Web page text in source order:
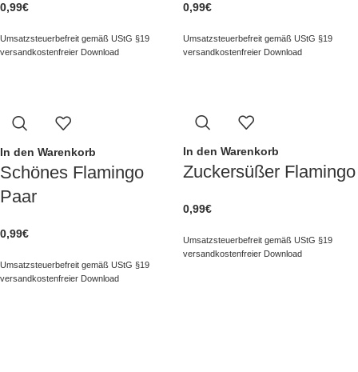
0,99€
Umsatzsteuerbefreit gemäß UStG §19
versandkostenfreier Download
0,99€
Umsatzsteuerbefreit gemäß UStG §19
versandkostenfreier Download
In den Warenkorb
Schönes Flamingo
Paar
0,99€
Umsatzsteuerbefreit gemäß UStG §19
versandkostenfreier Download
In den Warenkorb
Zuckersüßer Flamingo
0,99€
Umsatzsteuerbefreit gemäß UStG §19
versandkostenfreier Download